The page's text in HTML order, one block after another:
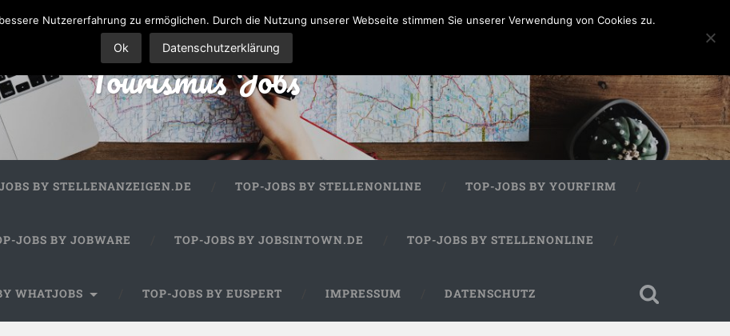
Tourismus Jobs
BY STELLENANZEIGEN.DE TOP-JOBS BY STELLENONLINE TOP-JOBS BY YOURFIRM
JOBS BY JOBWARE TOP-JOBS BY JOBSINTOWN.DE TOP-JOBS BY STELLENONLINE
WHATJOBS TOP-JOBS BY EUSPERT IMPRESSUM DATENSCHUTZ
Nutzererfahrung zu ermöglichen. Durch die Nutzung unserer Webseite stimmen Sie unserer Verwendung von Cookies zu.
Ok Datenschutzerklärung